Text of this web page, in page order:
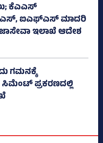
ಕೆಎಎಸ್
ಐಎಫ್‌ಎಸ್‌ ಮಾದರಿ
ಇಲಾಖೆ ಆದೇಶ
ಗಮನಕ್ಕೆ
ಸಿಮೆಂಟ್ ಪ್ರಕರಣದಲ್ಲಿ